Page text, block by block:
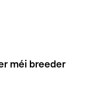
méi breeder